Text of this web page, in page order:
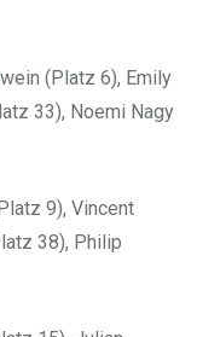
(Platz 6), Emily
33), Noemi Nagy
9), Vincent
38), Philip